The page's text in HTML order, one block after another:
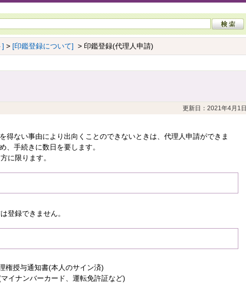
] > [印鑑登録について] > 印鑑登録(代理人申請)
更新日：2021年4月1日
得ない事由により出向くことのできないときは、代理人申請ができま
、手続きに数日を要します。
に限ります。
登録できません。
権授与通知書(本人のサイン済)
イナンバーカード、運転免許証など)